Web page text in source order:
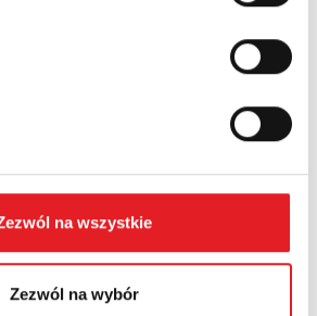
na wszystkie
Zezwól na wybór
na przetwarzanie moich danych
Relpol S.A. Więcej informacji na